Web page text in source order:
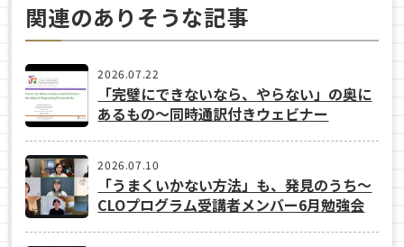
関連のありそうな記事
2026.07.22
「完璧にできないなら、やらない」の奥に
あるもの〜同時通訳付きウェビナー
2026.07.10
「うまくいかない方法」も、発見のうち〜
CLOプログラム受講者メンバー6月勉強会